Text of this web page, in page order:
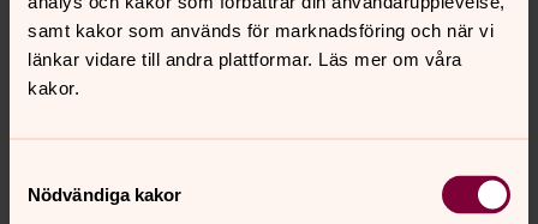
samt kakor som används för marknadsföring och när vi
länkar vidare till andra plattformar. Läs mer om våra
kakor.
Nödvändiga kakor
Reload - ungdomsgrupp för åk 7-9
"Reload - en ungdomsgrupp för årskurs 7-9. Anmälan!
Tisdagar kl. 18.00–20.30 (med drop in från kl. 17.00)
från kl 17.00-21.00